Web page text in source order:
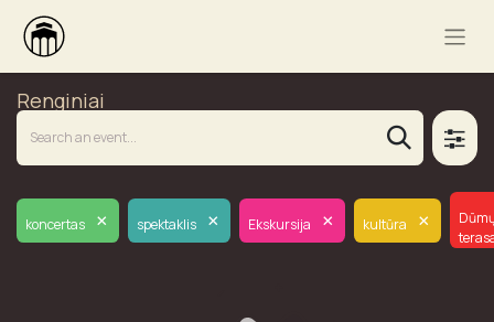
Renginiai
koncertas × spektaklis × Ekskursija × kultūra ×